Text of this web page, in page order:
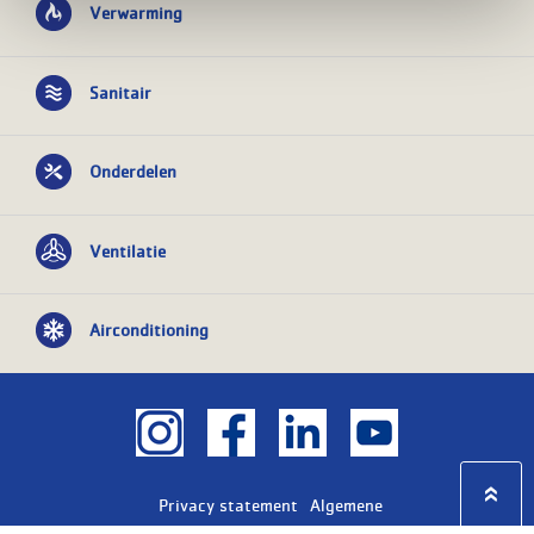
Verwarming
Sanitair
Onderdelen
Ventilatie
Airconditioning
Privacy statement
Algemene